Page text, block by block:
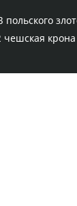
польского
чешская крона